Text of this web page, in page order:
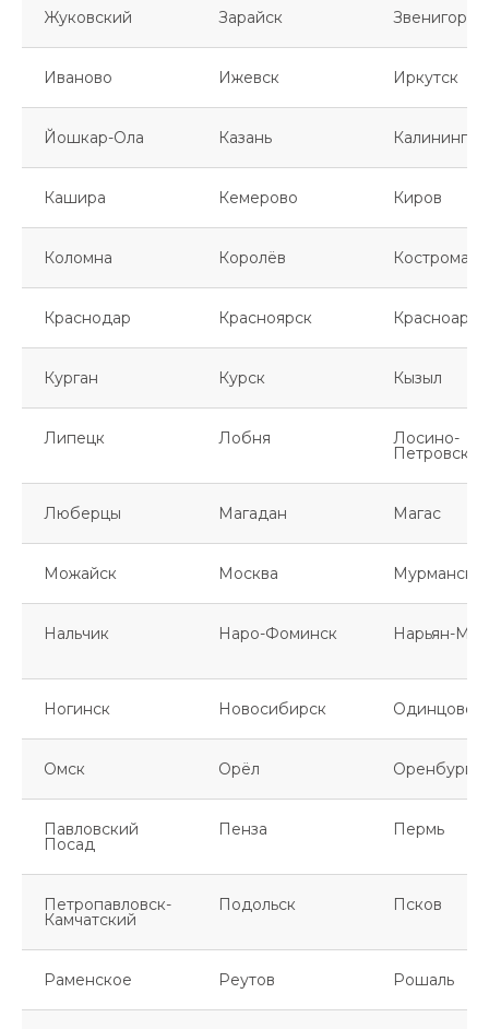
Жуковский Зарайск Звенигород
Иваново Ижевск Иркутск
Йошкар-Ола Казань
Кашира Кемерово Киров
Коломна Королёв Кострома
Краснодар Красноярск
Курган Курск Кызыл
Липецк Лобня Лосино-
Петровский
Люберцы Магадан Магас
Можайск Москва Мурманск
Нальчик Наро-Фоминск Нарьян-Мар
Ногинск Новосибирск Одинцово
Омск Орёл Оренбург
Павловский
Посад
Пенза Пермь
Петропавловск-
Камчатский
Подольск Псков
Раменское Реутов Рошаль